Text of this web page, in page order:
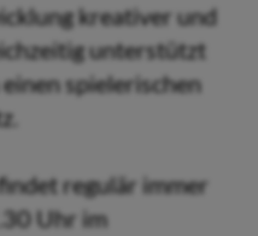
kreativer und
unterstützt
spielerischen
regulär immer
Uhr im